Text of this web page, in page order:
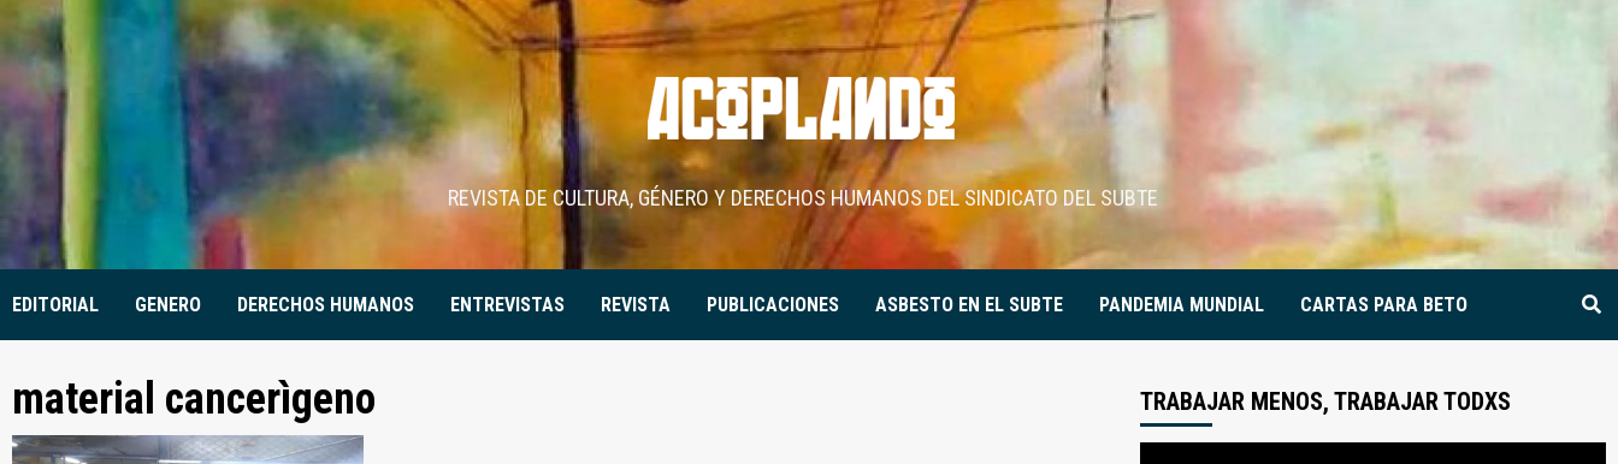
Skip
to
REVISTA DE CULTURA, GÉNERO Y DERECHOS HUMANOS DEL SINDICATO DEL SUBTE
EDITORIAL GENERO DERECHOS HUMANOS ENTREVISTAS REVISTA PUBLICACIONES ASBESTO EN EL SUBTE PANDEMIA MUNDIAL CARTAS PARA BETO
material cancerìgeno TRABAJAR MENOS, TRABAJAR TODXS